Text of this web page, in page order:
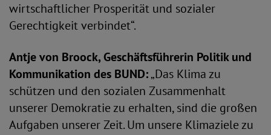
wirtschaftlicher Prosperität und sozialer
Gerechtigkeit verbindet“.
Antje von Broock, Geschäftsführerin Politik und
Kommunikation des BUND:„Das Klima zu
schützen und den sozialen Zusammenhalt
unserer Demokratie zu erhalten, sind die großen
Aufgaben unserer Zeit. Um unsere Klimaziele zu